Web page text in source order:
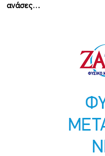
ανάσες…